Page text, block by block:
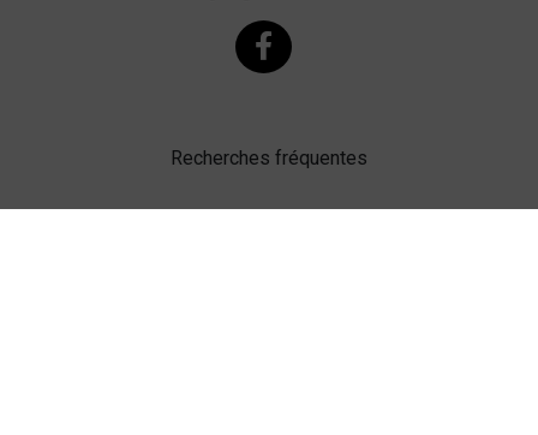
Recherches fréquentes